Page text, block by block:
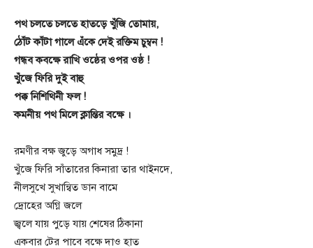
পথ চলতে চলতে হাতড়ে খুঁজি তোমায়,
ঠোঁট কাঁটা গালে এঁকে দেই রক্তিম চুম্বন !
গন্ধব কবক্ষে রাখি ওষ্ঠের ওপর ওষ্ঠ !
খুঁজে ফিরি দুই বাহু
পক্ক নিশিথিনী ফল !
কমনীয় পথ মিলে ক্লান্তির বক্ষে ।
রমণীর বক্ষ জুড়ে অগাধ সমুদ্র !
খুঁজে ফিরি সাঁতারের কিনারা তার থাইনদে,
নীলসুখে সুখান্বিত ডান বামে
দ্রোহের অগ্নি জলে
জ্বলে যায় পুড়ে যায় শেষের ঠিকানা
একবার টের পাবে বক্ষে দাও হাত